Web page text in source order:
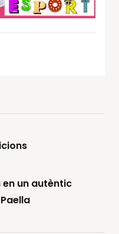
un autèntic